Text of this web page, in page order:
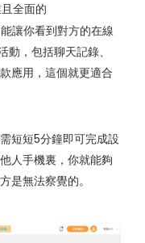
全面的
讓你看到對方的在線
，包括聊天記錄、
應用，這個就更適合
短短5分鐘即可完成設
人手機裏，你就能夠
是無法察覺的。